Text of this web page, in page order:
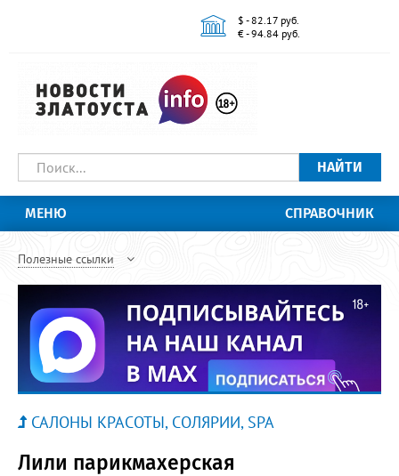
$ - 82.17 руб.
€ - 94.84 руб.
НАЙТИ
МЕНЮ СПРАВОЧНИК
Полезные ссылки
САЛОНЫ КРАСОТЫ, СОЛЯРИИ, SPA
Лили парикмахерская